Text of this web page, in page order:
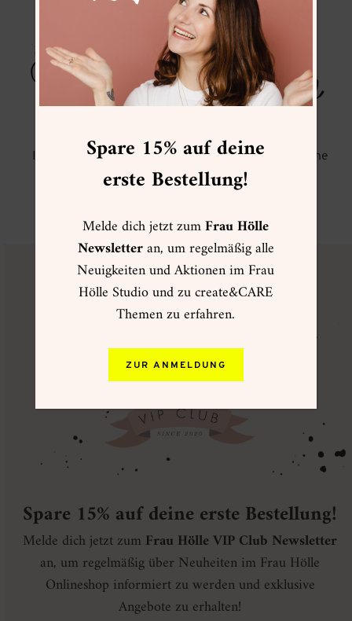
IG Story Sticker “Merry
IG Story Sticker “Frohe
Ostern”
FRAU HÖLLEVIP CLUB
Spare 15% auf deine erste Bestellung!
Melde dich jetzt zum Frau Hölle VIP Club Newsletter
an, um regelmäßig über Neuheiten im Frau Hölle
Onlineshop informiert zu werden und exklusive
Angebote zu erhalten!
Spare 15% auf deine
erste Bestellung!
Melde dich jetzt zumFrau Hölle
Newsletteran, um regelmäßig alle
Neuigkeiten und Aktionen im Frau
Hölle Studio und zu create&CARE
Themen zu erfahren.
ZUR ANMELDUNG